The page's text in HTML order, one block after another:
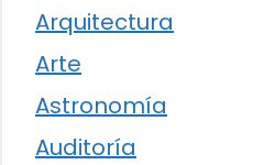
Arquitectura
Arte
Astronomía
Auditoría